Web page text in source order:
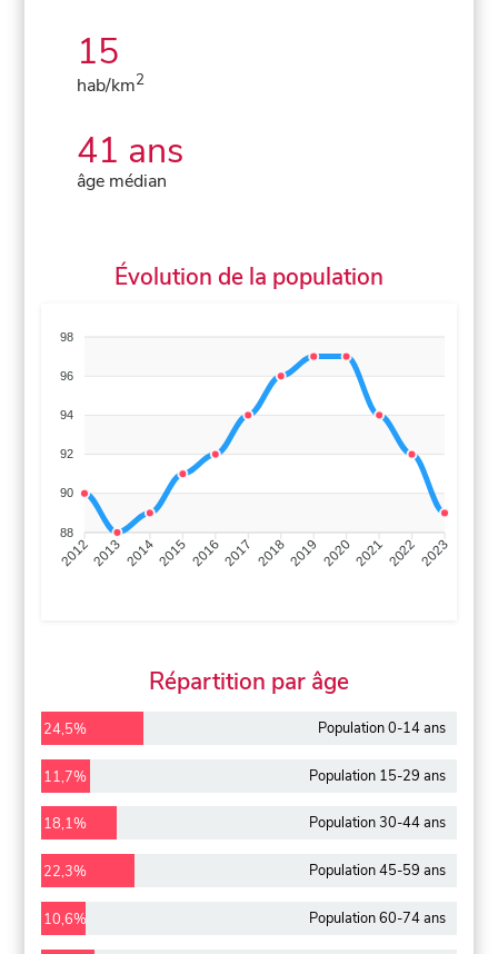
15
hab/km2
41 ans
âge médian
Évolution de la population
98
96
94
92
90
88
20122013 20142015 20162017 20182019 20202021 2022 2023
Répartition par âge
24,5% Population 0-14 ans
11,7% Population 15-29 ans
18,1% Population 30-44 ans
22,3% Population 45-59 ans
10,6% Population 60-74 ans